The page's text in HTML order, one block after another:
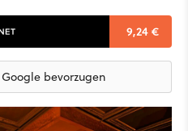
9,24 €
bevorzugen